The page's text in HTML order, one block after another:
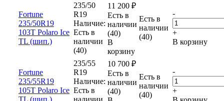
Fortune
235/50R19
103T Polaro Ice
TL (шип.)
235/50
R19
Наличие:
Есть в
наличии
(40)
11 200 ₽
Есть в
наличии
(40)
В
корзину
Есть в
наличии
(40)
-
+
В корзину
Fortune
235/55R19
105T Polaro Ice
TL (шип.)
235/55
R19
Наличие:
Есть в
наличии
10 700 ₽
Есть в
наличии
(40)
Есть в
наличии
(40)
-
+